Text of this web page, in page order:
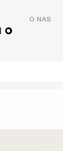
O NAS